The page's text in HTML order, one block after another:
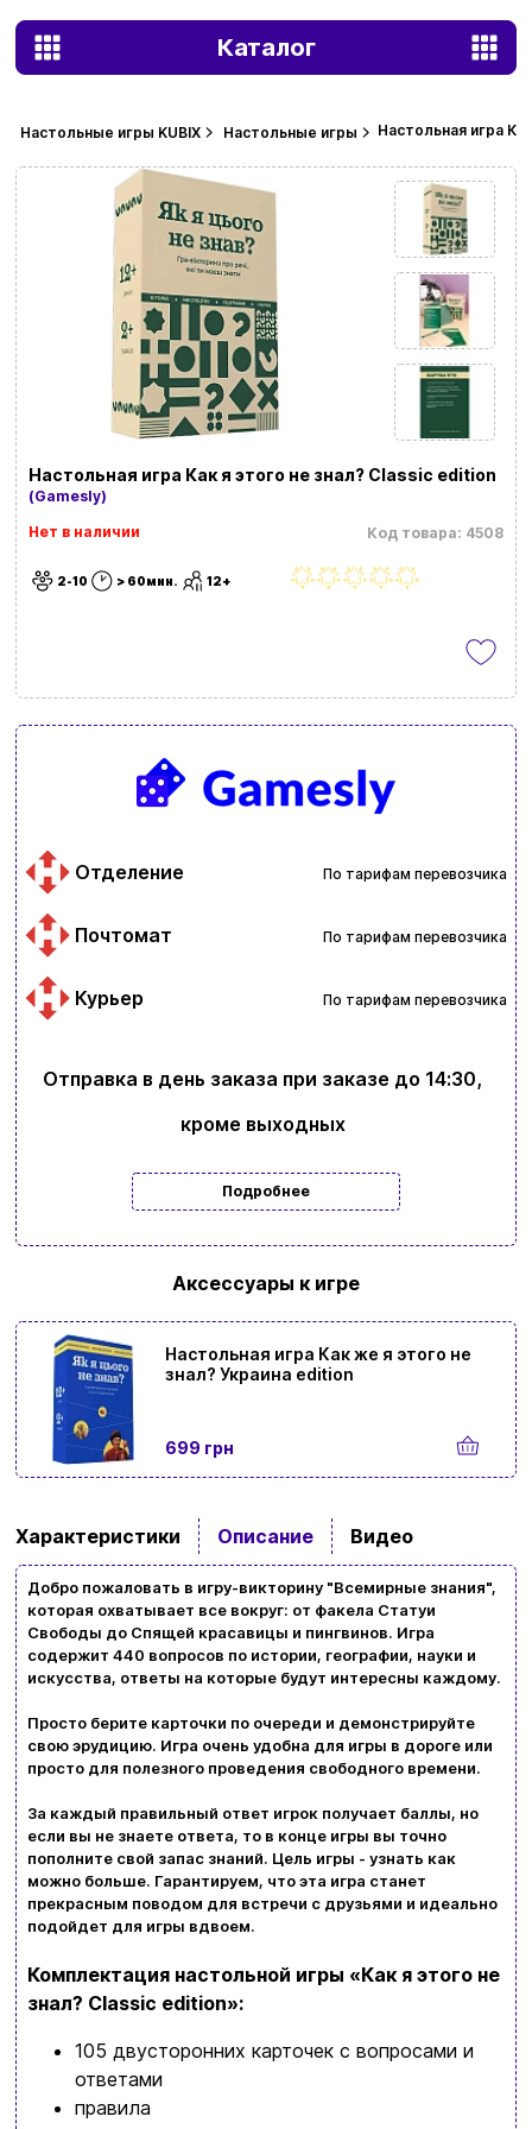
Каталог
Настольные игры KUBIX Настольные игры Настольная игра
Настольная игра Как я этого не знал? Classic edition
(Gamesly)
Код товара: 4508
Нет в наличии
2-10 > 60мин. 12+
Отделение По тарифам перевозчика
Почтомат По тарифам перевозчика
Курьер По тарифам перевозчика
Отправка в день заказа при заказе до 14:30,
кроме выходных
Подробнее
Аксессуары к игре
699 грн
Настольная игра Как же я этого не
знал? Украина edition
Характеристики Описание Видео
Добро пожаловать в игру-викторину "Всемирные знания",
которая охватывает все вокруг: от факела Статуи
Свободы до Спящей красавицы и пингвинов. Игра
содержит 440 вопросов по истории, географии, науки и
искусства, ответы на которые будут интересны каждому.
Просто берите карточки по очереди и демонстрируйте
свою эрудицию. Игра очень удобна для игры в дороге или
просто для полезного проведения свободного времени.
За каждый правильный ответ игрок получает баллы, но
если вы не знаете ответа, то в конце игры вы точно
пополните свой запас знаний. Цель игры - узнать как
можно больше. Гарантируем, что эта игра станет
прекрасным поводом для встречи с друзьями и идеально
подойдет для игры вдвоем.
Комплектация настольной игры «Как я этого не
знал? Classic edition»:
105 двусторонних карточек с вопросами и
ответами
правила
Ввойти
Доставка и оплата
Возврат и обмен товаров
Политика конфиденциальности
Контакты
+380996393746
+380634324164
Заказать звонок
kubix.boardgames@gmail.com
Язык сайта:
UAㅤ RU
Ваша корзина сейчас пуста
Просмотрите ассортимент нашего магазина и
вы обязательно найдете что-нибудь